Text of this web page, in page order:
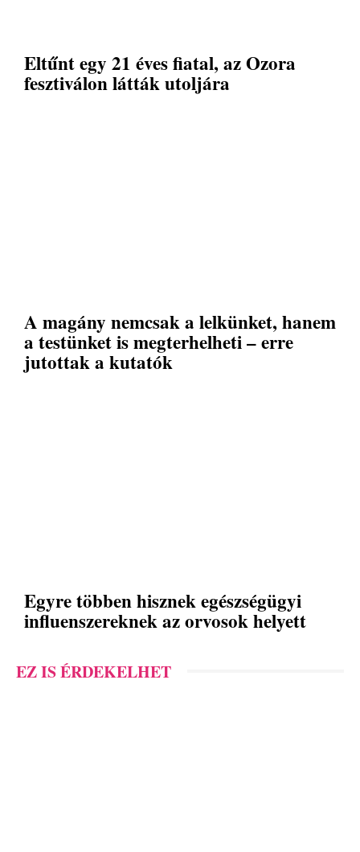
Eltűnt egy 21 éves fiatal, az Ozora
fesztiválon látták utoljára
A magány nemcsak a lelkünket, hanem
a testünket is megterhelheti – erre
jutottak a kutatók
Egyre többen hisznek egészségügyi
influenszereknek az orvosok helyett
EZ IS ÉRDEKELHET